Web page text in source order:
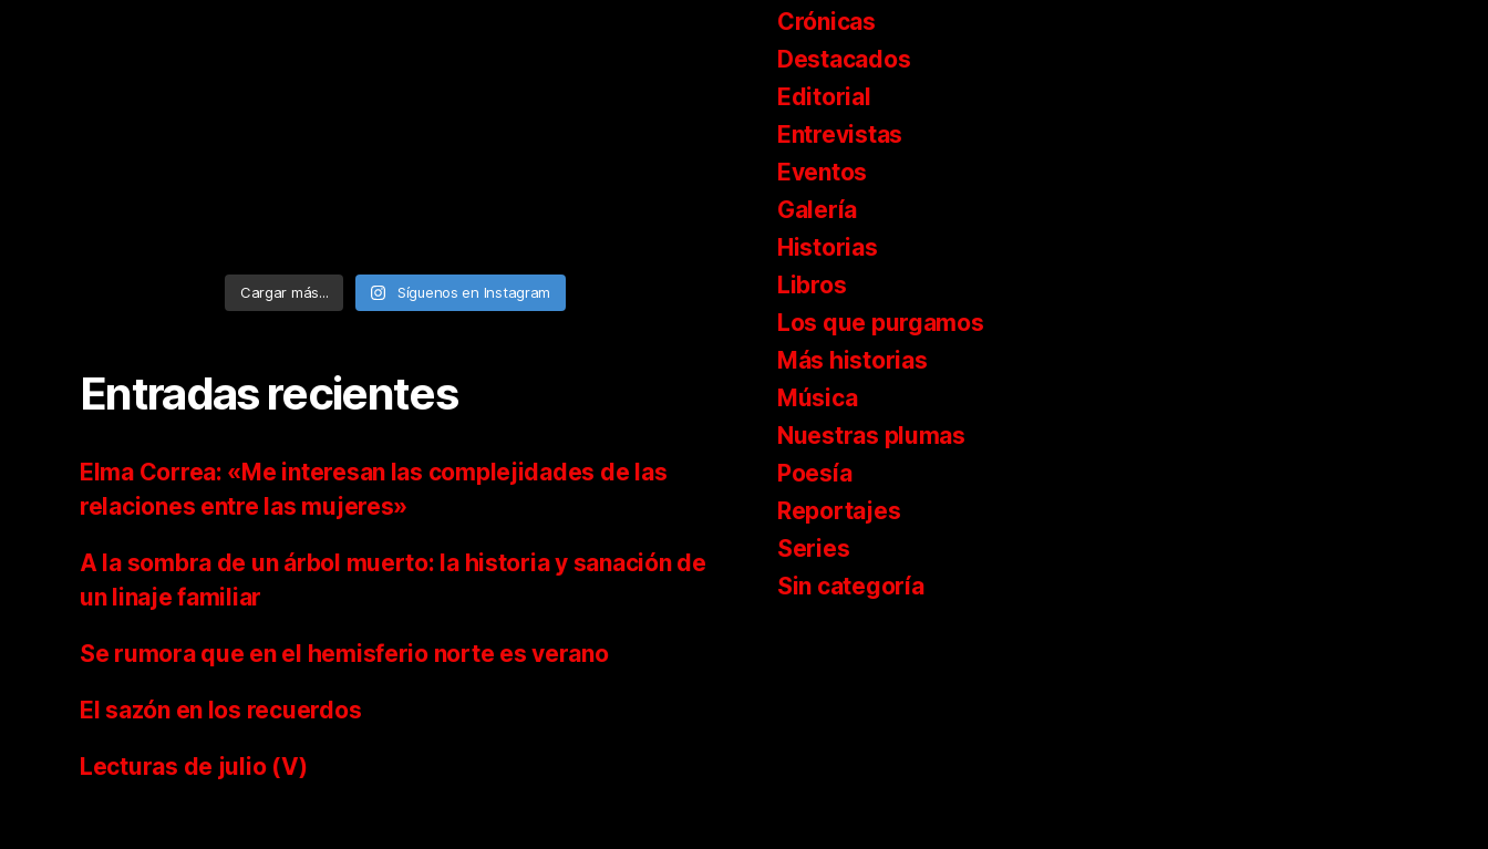
Cargar más... Síguenos en Instagram
Entradas recientes
Elma Correa: «Me interesan las complejidades de las
relaciones entre las mujeres»
A la sombra de un árbol muerto: la historia y sanación de
un linaje familiar
Se rumora que en el hemisferio norte es verano
El sazón en los recuerdos
Lecturas de julio (V)
Crónicas
Destacados
Editorial
Entrevistas
Eventos
Galería
Historias
Libros
Los que purgamos
Más historias
Música
Nuestras plumas
Poesía
Reportajes
Series
Sin categoría